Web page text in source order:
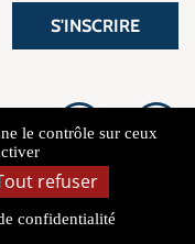
S'INSCRIRE
le contrôle sur ceux
refuser
confidentialité